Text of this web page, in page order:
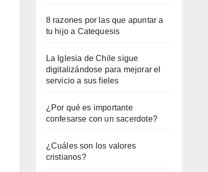
8 razones por las que apuntar a
tu hijo a Catequesis
La Iglesia de Chile sigue
digitalizándose para mejorar el
servicio a sus fieles
¿Por qué es importante
confesarse con un sacerdote?
¿Cuáles son los valores
cristianos?